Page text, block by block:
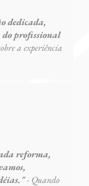
dedicada,
do profissional
a experiência
reforma,
- Quando